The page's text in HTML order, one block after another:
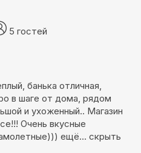
5 гостей
банька отличная,
в шаге от дома, рядом
и ухоженный.. Магазин
Очень вкусные
ещё... скрыть